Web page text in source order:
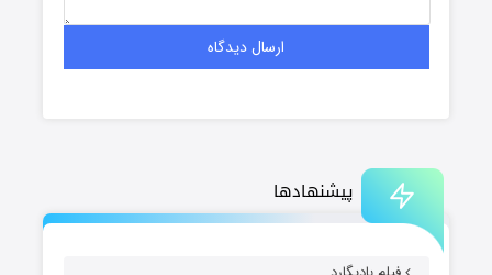
پیشنهادها